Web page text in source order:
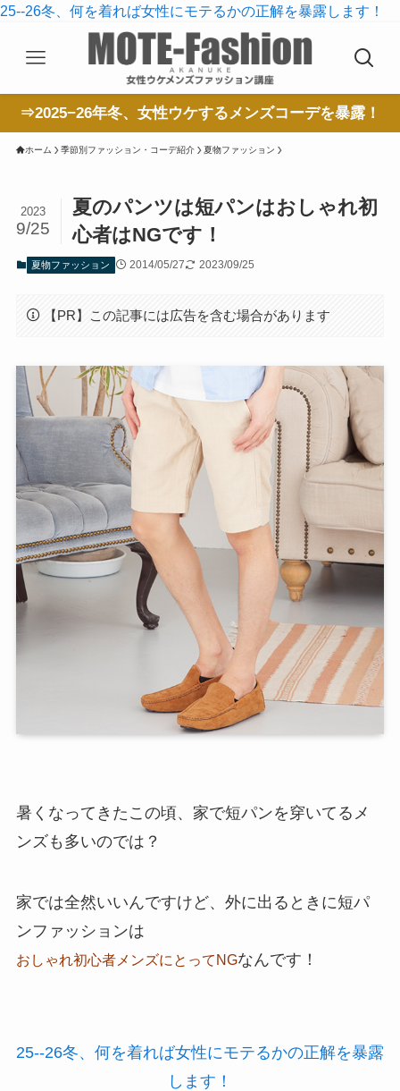
25--26冬、何を着れば女性にモテるかの正解を暴露します！
⇒2025−26年冬、女性ウケするメンズコーデを暴露！
ホーム 季節別ファッション・コーデ紹介 夏物ファッション
夏のパンツは短パンはおしゃれ初
心者はNGです！
2023
9/25
夏物ファッション 2014/05/27 2023/09/25
【PR】この記事には広告を含む場合があります
暑くなってきたこの頃、家で短パンを穿いてるメ
ンズも多いのでは？
家では全然いいんですけど、外に出るときに短パ
ンファッションは
おしゃれ初心者メンズにとってNGなんです！
25--26冬、何を着れば女性にモテるかの正解を暴露
します！